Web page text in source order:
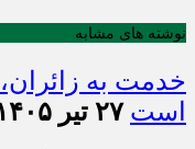
نوشته های مشابه
خدمت به
است ۲۷ تیر ۱۴۰۵ - ۲۰:۱۷